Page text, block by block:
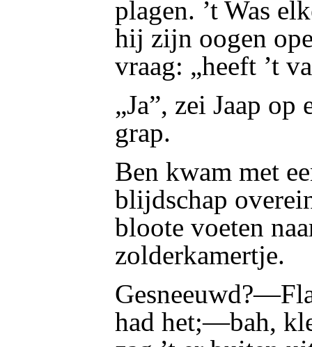
plagen. ’t Was
hij zijn oogen
vraag: „heeft ’t
„Ja”, zei Jaap
grap.
Ben kwam met
blijdschap
bloote voeten
zolderkamertje.
had het;—bah,